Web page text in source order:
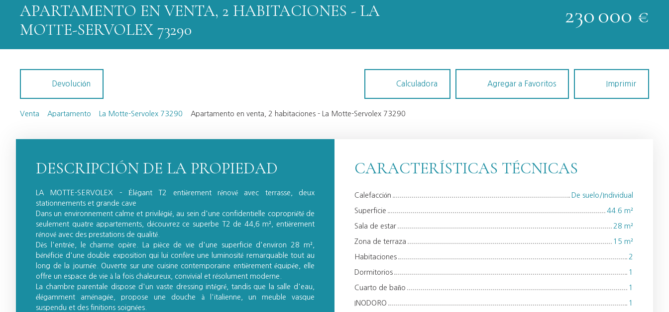
APARTAMENTO EN VENTA, 2 HABITACIONES - LA
MOTTE-SERVOLEX 73290
230 000 €
Devolución Calculadora Agregar a Favoritos Imprimir
Venta Apartamento La Motte-Servolex 73290 Apartamento en venta, 2 habitaciones - La Motte-Servolex 73290
DESCRIPCIÓN DE LA PROPIEDAD
LA MOTTE-SERVOLEX – Élégant T2 entièrement rénové avec terrasse, deux
stationnements et grande cave
Dans un environnement calme et privilégié, au sein d'une confidentielle copropriété de
seulement quatre appartements, découvrez ce superbe T2 de 44,6 m², entièrement
rénové avec des prestations de qualité.
Dès l'entrée, le charme opère. La pièce de vie d'une superficie d'environ 28 m²,
bénéficie d'une double exposition qui lui confère une luminosité remarquable tout au
long de la journée. Ouverte sur une cuisine contemporaine entièrement équipée, elle
offre un espace de vie à la fois chaleureux, convivial et résolument moderne.
La chambre parentale dispose d'un vaste dressing intégré, tandis que la salle d'eau,
élégamment aménagée, propose une douche à l'italienne, un meuble vasque
suspendu et des finitions soignées.
CARACTERÍSTICAS TÉCNICAS
Calefacción De suelo/Individual
Superficie 44.6 m²
Sala de estar 28 m²
Zona de terraza 15 m²
Habitaciones 2
Dormitorios 1
Cuarto de baño 1
INODORO 1